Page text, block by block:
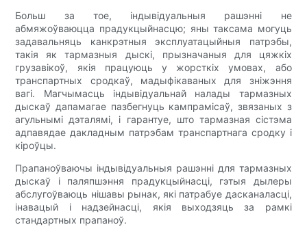
Больш за тое, індывідуальныя рашэнні не
абмяжоўваюцца прадукцыйнасцю; яны таксама могуць
задавальняць канкрэтныя эксплуатацыйныя патрэбы,
такія як тармазныя дыскі, прызначаныя для цяжкіх
грузавікоў, якія працуюць у жорсткіх умовах, або
транспартных сродкаў, мадыфікаваных для зніжэння
вагі. Магчымасць індывідуальнай налады тармазных
дыскаў дапамагае пазбегнуць кампрамісаў, звязаных з
агульнымі дэталямі, і гарантуе, што тармазная сістэма
адпавядае дакладным патрэбам транспартнага сродку і
кіроўцы.
Прапаноўваючы індывідуальныя рашэнні для тармазных
дыскаў і паляпшэння прадукцыйнасці, гэтыя дылеры
абслугоўваюць нішавы рынак, які патрабуе дасканаласці,
інавацый і надзейнасці, якія выходзяць за рамкі
стандартных прапаноў.